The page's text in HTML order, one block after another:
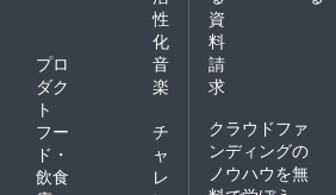
性
化
プロ
ダク
ト
音
楽
フー
ド・
飲食
チ
ャ
レ
資
料
請
求
クラウドファ
ンディングの
ノウハウを無